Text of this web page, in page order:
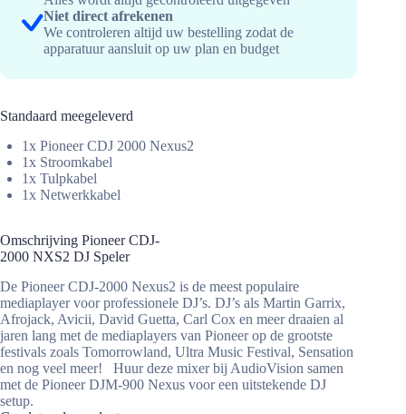
Niet direct afrekenen
We controleren altijd uw bestelling zodat de
apparatuur aansluit op uw plan en budget
Standaard meegeleverd
1x Pioneer CDJ 2000 Nexus2
1x Stroomkabel
1x Tulpkabel
1x Netwerkkabel
Omschrijving Pioneer CDJ-
2000 NXS2 DJ Speler
De Pioneer CDJ-2000 Nexus2 is de meest populaire
mediaplayer voor professionele DJ’s. DJ’s als Martin Garrix,
Afrojack, Avicii, David Guetta, Carl Cox en meer draaien al
jaren lang met de mediaplayers van Pioneer op de grootste
festivals zoals Tomorrowland, Ultra Music Festival, Sensation
en nog veel meer! Huur deze mixer bij AudioVision samen
met de Pioneer DJM-900 Nexus voor een uitstekende DJ
setup.